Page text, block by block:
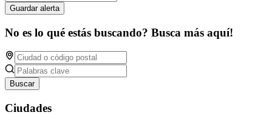
Guardar alerta
No es lo qué estás buscando? Busca más aquí!
Buscar
Ciudades